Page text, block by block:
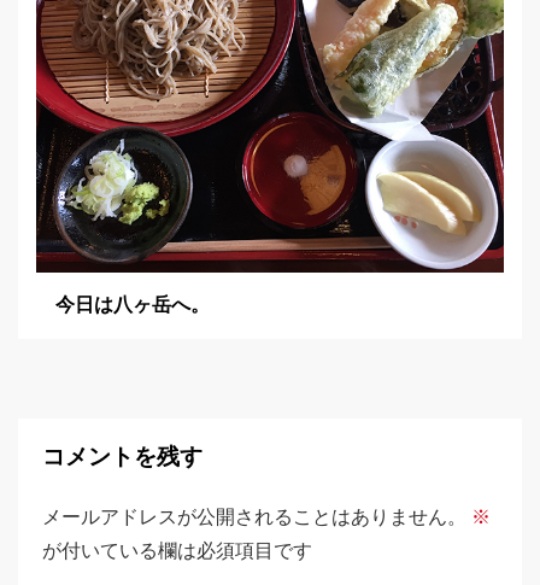
今日は八ヶ岳へ。
コメントを残す
メールアドレスが公開されることはありません。
※
が付いている欄は必須項目です